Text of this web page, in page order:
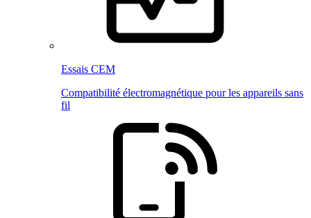
Essais CEM
Compatibilité électromagnétique pour les appareils sans
fil